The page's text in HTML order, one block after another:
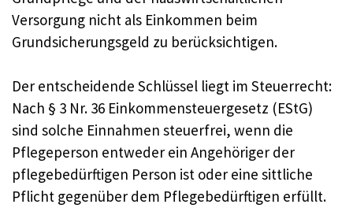
Versorgung nicht als Einkommen beim
Grundsicherungsgeld zu berücksichtigen.
Der entscheidende Schlüssel liegt im Steuerrecht:
Nach § 3 Nr. 36 Einkommensteuergesetz (EStG)
sind solche Einnahmen steuerfrei, wenn die
Pflegeperson entweder ein Angehöriger der
pflegebedürftigen Person ist oder eine sittliche
Pflicht gegenüber dem Pflegebedürftigen erfüllt.